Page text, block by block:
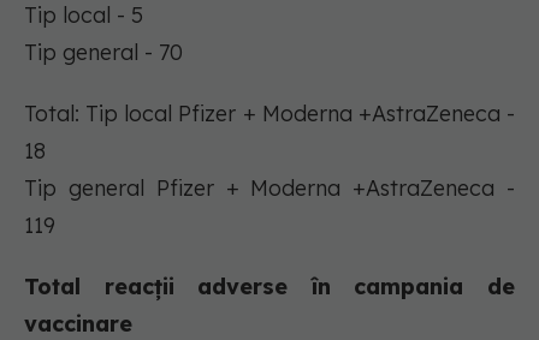
Tip local - 5
Tip general - 70
Total: Tip local Pfizer + Moderna +AstraZeneca -
18
Tip general Pfizer + Moderna +AstraZeneca -
119
Total reacții adverse în campania de
vaccinare